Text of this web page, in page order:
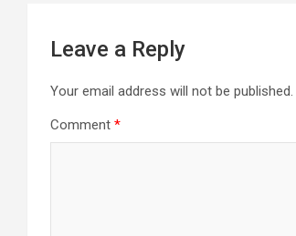
Leave a Reply
Your email address will not be published.
Comment *